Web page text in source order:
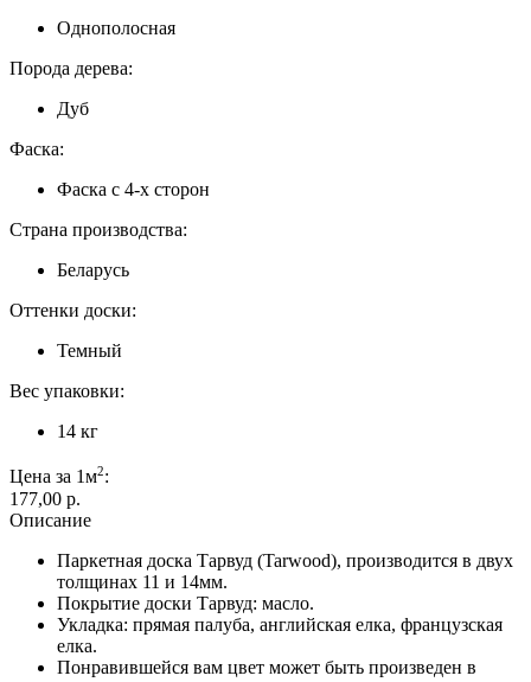
Однополосная
Порода дерева:
Дуб
Фаска:
Фаска с 4-х сторон
Страна производства:
Беларусь
Оттенки доски:
Темный
Вес упаковки:
14 кг
Цена за 1м2:
177,00 p.
Описание
Паркетная доска Тарвуд (Tarwood), производится в двух
толщинах 11 и 14мм.
Покрытие доски Тарвуд: масло.
Укладка: прямая палуба, английская елка, французская
елка.
Понравившейся вам цвет может быть произведен в